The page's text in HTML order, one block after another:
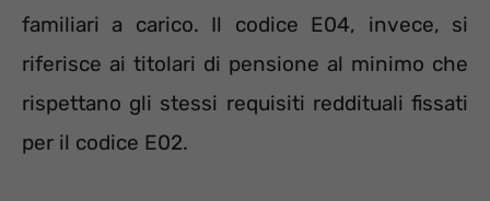
familiari a carico. Il codice E04, invece, si
riferisce ai titolari di pensione al minimo che
rispettano gli stessi requisiti reddituali fissati
per il codice E02.